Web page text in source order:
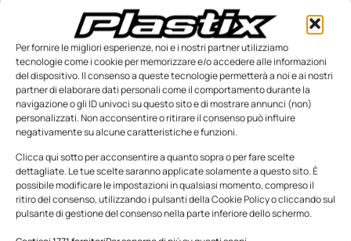
Per fornire le migliori esperienze, noi e i nostri partner utilizziamo
tecnologie come i cookie per memorizzare e/o accedere alle informazioni
del dispositivo. Il consenso a queste tecnologie permetterà a noi e ai nostri
partner di elaborare dati personali come il comportamento durante la
navigazione o gli ID univoci su questo sito e di mostrare annunci (non)
personalizzati. Non acconsentire o ritirare il consenso può influire
negativamente su alcune caratteristiche e funzioni.
Clicca qui sotto per acconsentire a quanto sopra o per fare scelte
dettagliate. Le tue scelte saranno applicate solamente a questo sito. È
possibile modificare le impostazioni in qualsiasi momento, compreso il
ritiro del consenso, utilizzando i pulsanti della Cookie Policy o cliccando sul
pulsante di gestione del consenso nella parte inferiore dello schermo.
n.5 - Giugno 2026 n.4 - Maggio 2026
Edicola Web
Notizie da Meccanicanews